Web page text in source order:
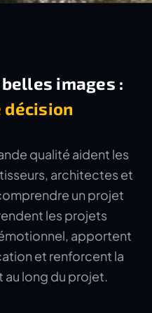
images :
décision
qualité aident les
architectes et
un projet
les projets
apportent
et renforcent la
long du projet.